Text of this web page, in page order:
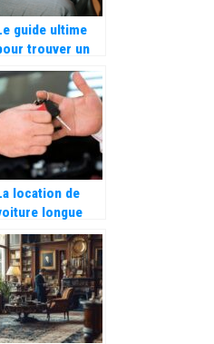
guide ultime
trouver un
a rennes :
l’importance des
de
location de
longue
pour les
et les start-
: une solution
mobilité
et adaptée